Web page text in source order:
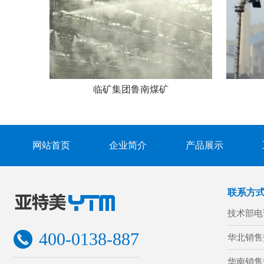
临矿集团鲁南煤矿
网站首页 企业简介 产品展示
400-0138-887
联系方
技术部
华北销
华南销